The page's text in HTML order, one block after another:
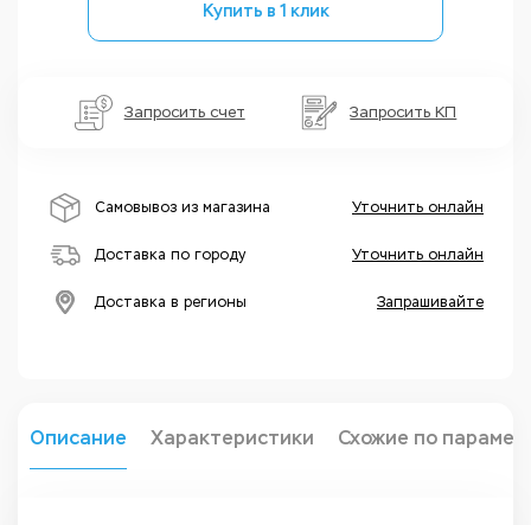
Купить в 1 клик
Запросить счет Запросить КП
Самовывоз из магазина Уточнить онлайн
Доставка по городу Уточнить онлайн
Доставка в регионы Запрашивайте
Описание Характеристики Схожие по